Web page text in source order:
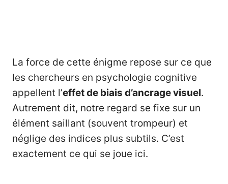
La force de cette énigme repose sur ce que
les chercheurs en psychologie cognitive
appellent l’effet de biais d’ancrage visuel.
Autrement dit, notre regard se fixe sur un
élément saillant (souvent trompeur) et
néglige des indices plus subtils. C’est
exactement ce qui se joue ici.